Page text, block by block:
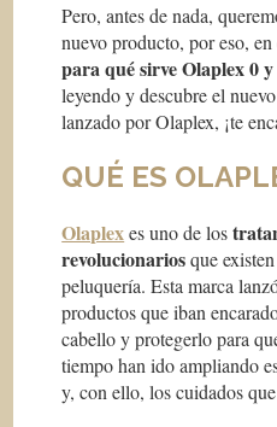
Pero, antes de nada,
nuevo producto, por eso,
para qué sirve Olaplex 0
leyendo y descubre el
lanzado por Olaplex, ¡te
QUÉ ES
Olaplex es uno de los
revolucionariosque
peluquería. Esta marca
productos que iban
cabello y protegerlo para
tiempo han ido ampliando
y, con ello, los cuidados